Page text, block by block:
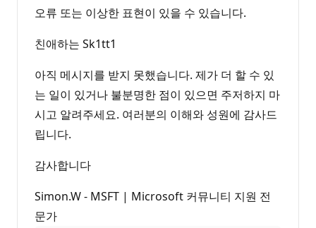
오류 또는 이상한 표현이 있을 수 있습니다.
친애하는 Sk1tt1
아직 메시지를 받지 못했습니다. 제가 더 할 수 있
는 일이 있거나 불분명한 점이 있으면 주저하지 마
시고 알려주세요. 여러분의 이해와 성원에 감사드
립니다.
감사합니다
Simon.W - MSFT | Microsoft 커뮤니티 지원 전
문가